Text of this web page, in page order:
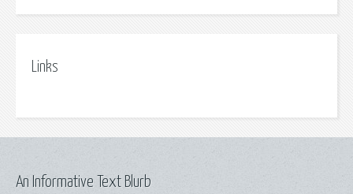
Links
An Informative Text Blurb